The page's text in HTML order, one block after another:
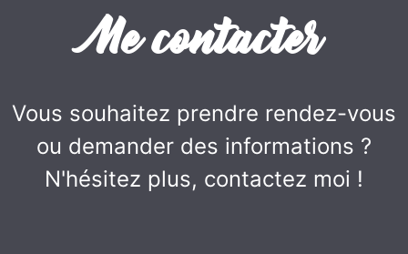
Me contacter
Vous souhaitez prendre rendez-vous
ou demander des informations ?
N'hésitez plus, contactez moi !